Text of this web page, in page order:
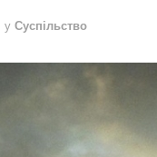
у Суспільство